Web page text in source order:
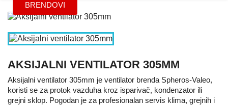
BRENDOVI
AKSIJALNI VENTILATOR 305MM
Aksijalni ventilator 305mm je ventilator brenda Spheros-Valeo,
koristi se za protok vazduha kroz isparivač, kondenzator ili
grejni sklop. Pogodan je za profesionalan servis klima, grejnih i